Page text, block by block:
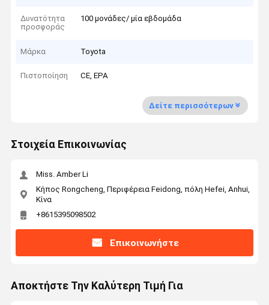
Δυνατότητα
προσφοράς
100 μονάδες/ μία εβδομάδα
Μάρκα Toyota
Πιστοποίηση CE, EPA
Δείτε περισσότερων
Στοιχεία Επικοινωνίας
Miss. Amber Li
Κήπος Rongcheng, Περιφέρεια Feidong, πόλη Hefei, Anhui,
Κίνα
+8615395098502
Επικοινωνήστε
Αποκτήστε Την Καλύτερη Τιμή Για